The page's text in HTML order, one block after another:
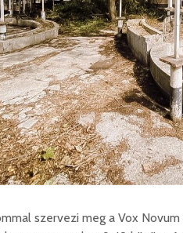
szervezi meg a Vox